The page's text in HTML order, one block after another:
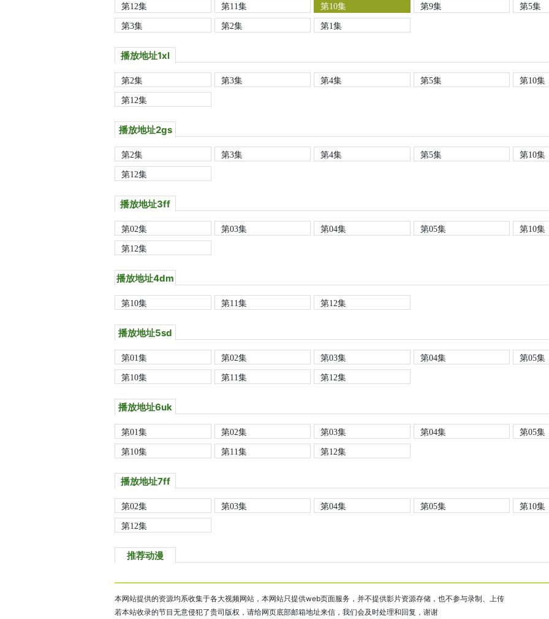
第12集 第11集 第10集 第9集
第5集
第3集
第2集 第1集
播放地址1xl
第2集 第3集 第4集 第5集
第10集
第12集
播放地址2gs
第2集 第3集 第4集 第5集
第10集
第12集
播放地址3ff
第02集 第03集 第04集 第05集
第10集
第12集
播放地址4dm
第10集 第11集 第12集
播放地址5sd
第01集 第02集 第03集 第04集
第05集
第10集
第11集 第12集
播放地址6uk
第01集 第02集 第03集 第04集
第05集
第10集
第11集 第12集
播放地址7ff
第02集 第03集 第04集 第05集
第10集
第12集
推荐动漫
本网站提供的资源均系收集于各大视频网站，本网站只提供web页面服务，并不提供影片资源存储，也不参与录制、上传
若本站收录的节目无意侵犯了贵司版权，请给网页底部邮箱地址来信，我们会及时处理和回复，谢谢